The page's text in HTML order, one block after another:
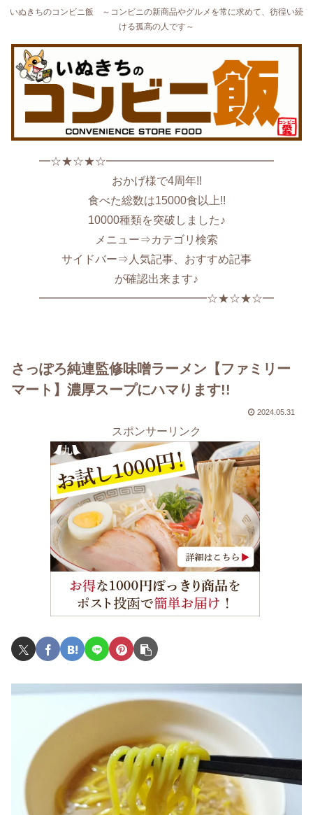
いぬきちのコンビニ飯 ～コンビニの新商品やグルメを常に求めて、彷徨い続
ける孤高の人です～
━☆★☆★☆━━━━━━━━━━━━━━━
おかげ様で4周年!!
食べた総数は15000食以上!!
10000種類を突破しました♪
メニュー⇒カテゴリ検索
サイドバー⇒人気記事、おすすめ記事
が確認出来ます♪
━━━━━━━━━━━━━━━☆★☆★☆━
さっぽろ純連監修味噌ラーメン【ファミリー
マート】濃厚スープにハマります!!
2024.05.31
スポンサーリンク